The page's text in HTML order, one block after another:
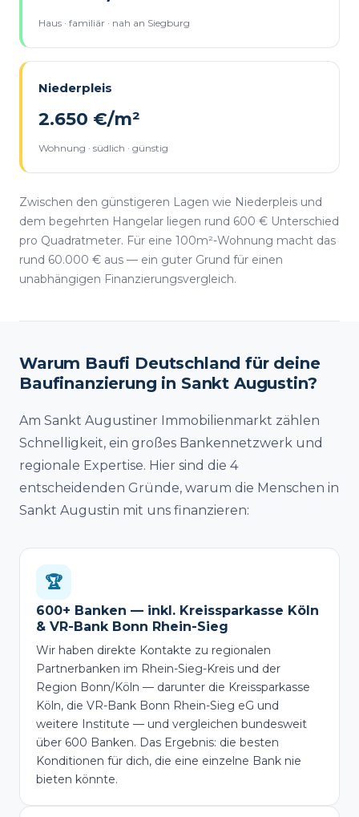
Haus · familiär · nah an Siegburg
Niederpleis
2.650 €/m²
Wohnung · südlich · günstig
Zwischen den günstigeren Lagen wie Niederpleis und
dem begehrten Hangelar liegen rund 600 € Unterschied
pro Quadratmeter. Für eine 100m²-Wohnung macht das
rund 60.000 € aus — ein guter Grund für einen
unabhängigen Finanzierungsvergleich.
Warum Baufi Deutschland für deine
Baufinanzierung in Sankt Augustin?
Am Sankt Augustiner Immobilienmarkt zählen
Schnelligkeit, ein großes Bankennetzwerk und
regionale Expertise. Hier sind die 4
entscheidenden Gründe, warum die Menschen in
Sankt Augustin mit uns finanzieren:
🏆
600+ Banken — inkl. Kreissparkasse Köln
& VR-Bank Bonn Rhein-Sieg
Wir haben direkte Kontakte zu regionalen
Partnerbanken im Rhein-Sieg-Kreis und der
Region Bonn/Köln — darunter die Kreissparkasse
Köln, die VR-Bank Bonn Rhein-Sieg eG und
weitere Institute — und vergleichen bundesweit
über 600 Banken. Das Ergebnis: die besten
Konditionen für dich, die eine einzelne Bank nie
bieten könnte.